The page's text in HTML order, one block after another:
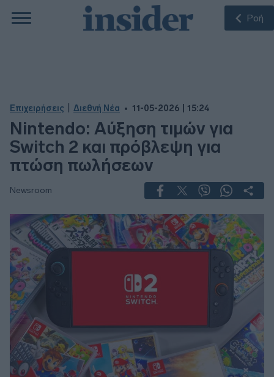
Ροή
Επιχειρήσεις Διεθνή Νέα 11-05-2026 | 15:24
Nintendo: Αύξηση τιμών για
Switch 2 και πρόβλεψη για
πτώση πωλήσεων
Newsroom